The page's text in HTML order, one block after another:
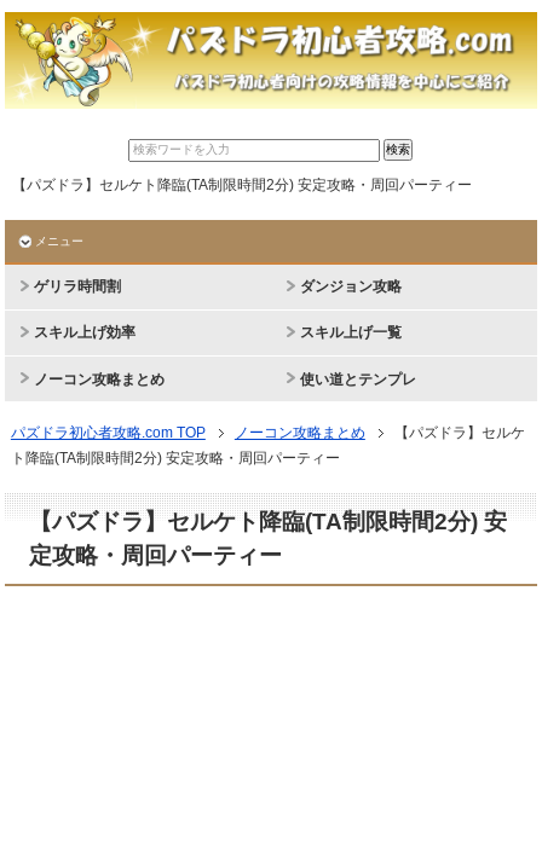
【パズドラ】セルケト降臨(TA制限時間2分) 安定攻略・周回パーティー
メニュー
ゲリラ時間割 ダンジョン攻略
スキル上げ効率 スキル上げ一覧
ノーコン攻略まとめ 使い道とテンプレ
パズドラ初心者攻略.com TOP ノーコン攻略まとめ
【パズドラ】セルケ
ト降臨(TA制限時間2分) 安定攻略・周回パーティー
【パズドラ】セルケト降臨(TA制限時間2分) 安
定攻略・周回パーティー